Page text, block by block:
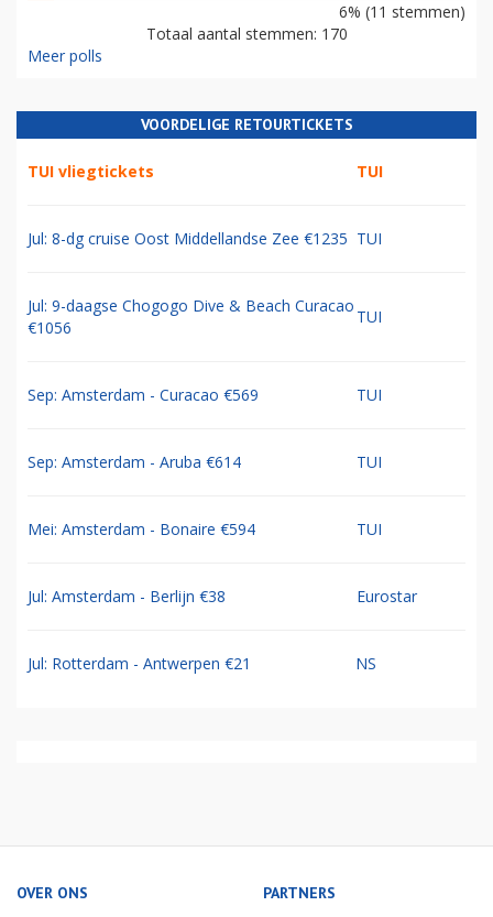
6% (11 stemmen)
Totaal aantal stemmen: 170
Meer polls
VOORDELIGE RETOURTICKETS
TUI vliegtickets TUI
Jul: 8-dg cruise Oost Middellandse Zee €1235 TUI
Jul: 9-daagse Chogogo Dive & Beach Curacao
€1056
TUI
Sep: Amsterdam - Curacao €569 TUI
Sep: Amsterdam - Aruba €614 TUI
Mei: Amsterdam - Bonaire €594 TUI
Jul: Amsterdam - Berlijn €38 Eurostar
Jul: Rotterdam - Antwerpen €21 NS
OVER ONS PARTNERS